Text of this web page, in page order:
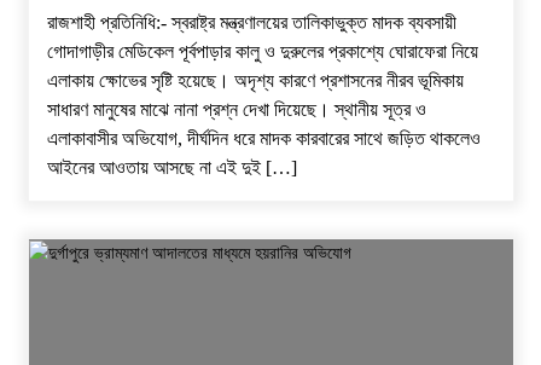
রাজশাহী প্রতিনিধি:- স্বরাষ্ট্র মন্ত্রণালয়ের তালিকাভুক্ত মাদক ব্যবসায়ী
গোদাগাড়ীর মেডিকেল পূর্বপাড়ার কালু ও দুরুলের প্রকাশ্যে ঘোরাফেরা নিয়ে
এলাকায় ক্ষোভের সৃষ্টি হয়েছে। অদৃশ্য কারণে প্রশাসনের নীরব ভূমিকায়
সাধারণ মানুষের মাঝে নানা প্রশ্ন দেখা দিয়েছে। স্থানীয় সূত্র ও
এলাকাবাসীর অভিযোগ, দীর্ঘদিন ধরে মাদক কারবারের সাথে জড়িত থাকলেও
আইনের আওতায় আসছে না এই দুই […]